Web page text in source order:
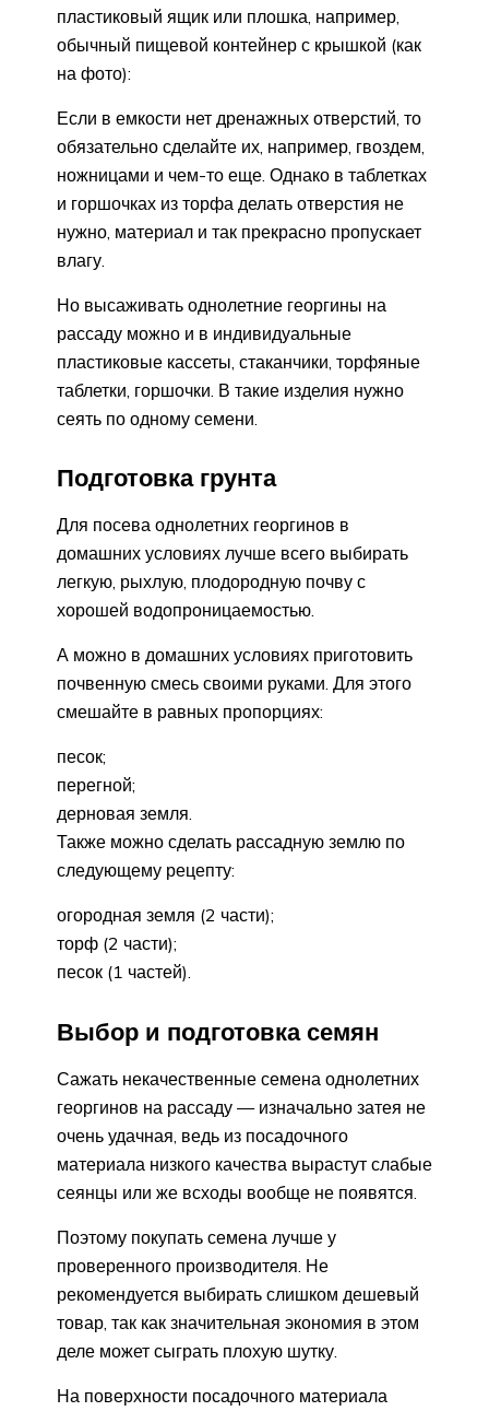
пластиковый ящик или плошка, например,
обычный пищевой контейнер с крышкой (как
на фото):
Если в емкости нет дренажных отверстий, то
обязательно сделайте их, например, гвоздем,
ножницами и чем-то еще. Однако в таблетках
и горшочках из торфа делать отверстия не
нужно, материал и так прекрасно пропускает
влагу.
Но высаживать однолетние георгины на
рассаду можно и в индивидуальные
пластиковые кассеты, стаканчики, торфяные
таблетки, горшочки. В такие изделия нужно
сеять по одному семени.
Подготовка грунта
Для посева однолетних георгинов в
домашних условиях лучше всего выбирать
легкую, рыхлую, плодородную почву с
хорошей водопроницаемостью.
А можно в домашних условиях приготовить
почвенную смесь своими руками. Для этого
смешайте в равных пропорциях:
песок;
перегной;
дерновая земля.
Также можно сделать рассадную землю по
следующему рецепту:
огородная земля (2 части);
торф (2 части);
песок (1 частей).
Выбор и подготовка семян
Сажать некачественные семена однолетних
георгинов на рассаду — изначально затея не
очень удачная, ведь из посадочного
материала низкого качества вырастут слабые
сеянцы или же всходы вообще не появятся.
Поэтому покупать семена лучше у
проверенного производителя. Не
рекомендуется выбирать слишком дешевый
товар, так как значительная экономия в этом
деле может сыграть плохую шутку.
На поверхности посадочного материала